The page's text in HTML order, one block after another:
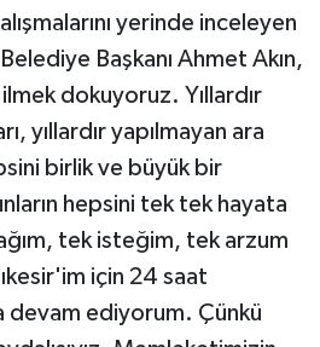
yerinde inceleyen
Başkanı Ahmet Akın,
dokuyoruz. Yıllardır
yıllardır yapılmayan ara
birlik ve büyük bir
hepsini tek tek hayata
tek isteğim, tek arzum
için 24 saat
devam ediyorum. Çünkü